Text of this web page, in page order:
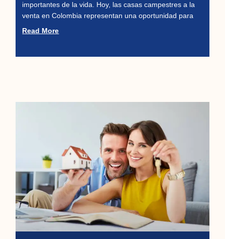
importantes de la vida. Hoy, las casas campestres a la
venta en Colombia representan una oportunidad para
Read More